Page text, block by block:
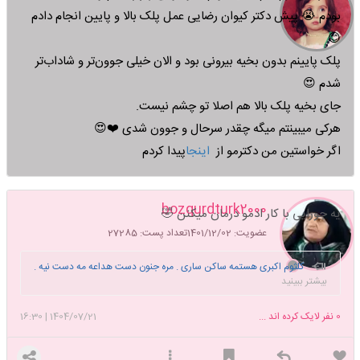
بودم 😭 پیش دکتر کیوان رضایی عمل پلک بالا و پایین انجام دادم
😊
پلک پایینم بدون بخیه بیرونی بود و الان خیلی جوون‌تر و شاداب‌تر
شدم 😍
جای بخیه پلک بالا هم اصلا تو چشم نیست.
هرکی میبینتم میگه چقدر سرحال و جوون شدی ❤️😍
اگر خواستین من دکترمو از
پیدا کردم
bozqurdturk2000
عضویت: 1401/12/02 تعداد پست: 27285
یه جورایی با کار ادمو درمان میکنن 🤣
کلثوم اکبری هستمه ساکن ساری . مره جنون دست هداعه مه دست نیه .
سیزده تا بیه چهارده تا بیه پونزده تا بین ندومبه. ندومبه یه ماه کشیه بیست روز
... .خداروشکر تورکم 😎مردان با غیرت زنان باوقار♥️
تورک اولماق چوخ چتیندیر
چون بیر دونیا قاباغندا دایانب تورک اولماماق اوندان دا چتیندیر چون بیر تورک
قارشیندا وار😎🙂 حافظه ام در حد ماهی ضعیفه 😄همه نام کاربریا و
بیشتر ببینید
1404/07/21
|
16:30 0 نفر لایک کرده اند ...